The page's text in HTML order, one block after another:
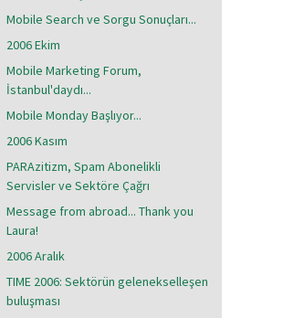
Mobile Search ve Sorgu Sonuçları...
2006 Ekim
Mobile Marketing Forum,
İstanbul'daydı...
Mobile Monday Başlıyor...
2006 Kasım
PARAzitizm, Spam Abonelikli
Servisler ve Sektöre Çağrı
Message from abroad... Thank you
Laura!
2006 Aralık
TIME 2006: Sektörün gelenekselleşen
buluşması